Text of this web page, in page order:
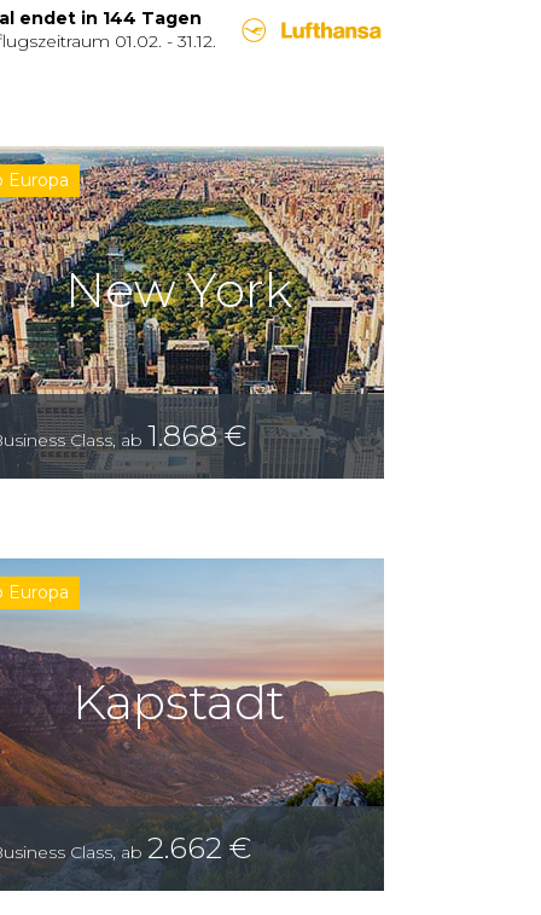
endet in 144 Tagen
01.02. - 31.12.
Europa
New York
Class, ab 1.868 €
Europa
Kapstadt
Class,ab 2.662 €